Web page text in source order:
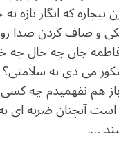
بیچاره که انگار تازه
و صاف کردن صدا
جان چه حال چه
می دی به
هم نفهمیدم چه
آنچنان ضربه ای
….